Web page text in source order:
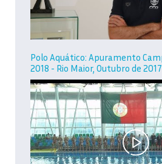
Polo Aquático: Apuramento
2018 - Rio Maior, Outubro de 2017